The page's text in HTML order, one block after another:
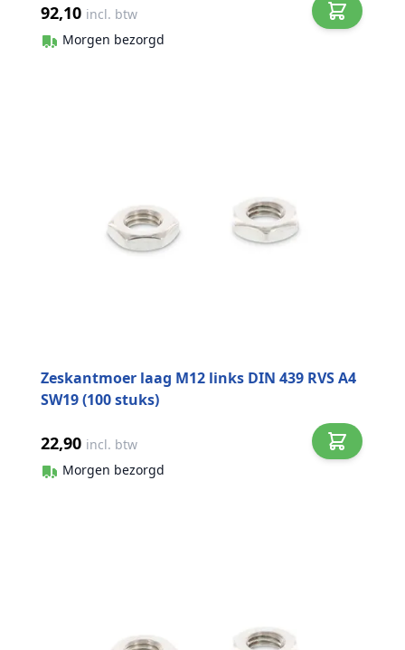
92,10 incl. btw
Morgen bezorgd
Zeskantmoer laag M12 links DIN 439 RVS A4
SW19 (100 stuks)
22,90 incl. btw
Morgen bezorgd